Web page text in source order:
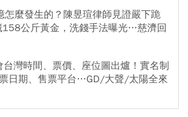
怎麼發生的？陳昱瑄律師見證嚴下跪
158公斤黃金，洗錢手法曝光…慈濟回
台灣時間、票價、座位圖出爐！實名制
日期、售票平台…GD/大聲/太陽全來